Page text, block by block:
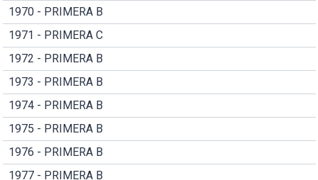
1970 - PRIMERA B
1971 - PRIMERA C
1972 - PRIMERA B
1973 - PRIMERA B
1974 - PRIMERA B
1975 - PRIMERA B
1976 - PRIMERA B
1977 - PRIMERA B